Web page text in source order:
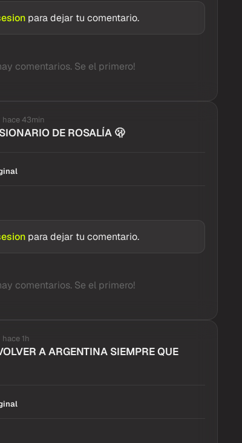
para dejar tu comentario.
comentarios. Se el primero!
hace 43min
DE ROSALÍA 🫢
para dejar tu comentario.
comentarios. Se el primero!
hace 1h
A ARGENTINA SIEMPRE QUE